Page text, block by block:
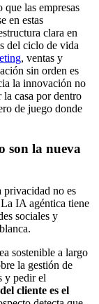
las empresas
en estas
clara en
del ciclo de vida
, ventas y
sin orden es
la innovación no
casa por dentro
de juego donde
son la nueva
privacidad no es
IA agéntica tiene
sociales y
sostenible a largo
la gestión de
y pedir el
cliente es el